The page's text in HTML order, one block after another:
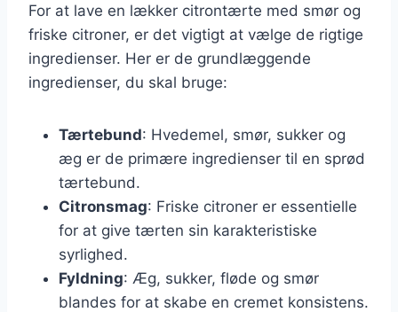
For at lave en lækker citrontærte med smør og
friske citroner, er det vigtigt at vælge de rigtige
ingredienser. Her er de grundlæggende
ingredienser, du skal bruge:
Tærtebund: Hvedemel, smør, sukker og
æg er de primære ingredienser til en sprød
tærtebund.
Citronsmag: Friske citroner er essentielle
for at give tærten sin karakteristiske
syrlighed.
Fyldning: Æg, sukker, fløde og smør
blandes for at skabe en cremet konsistens.